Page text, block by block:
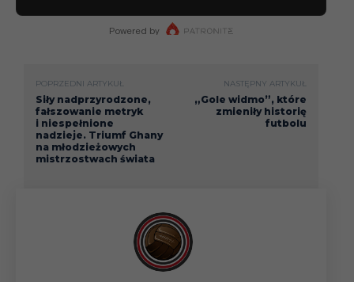
POPRZEDNI ARTYKUŁ
Siły nadprzyrodzone,
fałszowanie metryk
i niespełnione
nadzieje. Triumf Ghany
na młodzieżowych
mistrzostwach świata
NASTĘPNY ARTYKUŁ
„Gole widmo”, które
zmieniły historię
futbolu